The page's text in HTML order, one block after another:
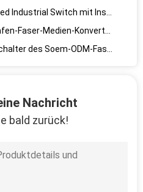
IP40 Schutz 100M Unmanaged Industrial Switch mit Inspektion betreiben Sc 20km 1310nm
Des Monomode--1310nm Hafen-Faser-Medien-Konverter Ethernet-Faser-des Schalter-4
Unmanaged Ethernet-Portschalter des Soem-ODM-Faser-Medien-Konverter-RJ45 8
Nachricht
bald zurück!